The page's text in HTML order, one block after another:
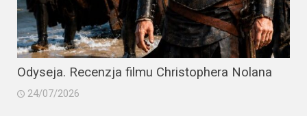
Odyseja. Recenzja filmu Christophera Nolana
24/07/2026